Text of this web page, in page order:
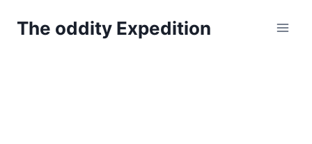
InhaltThe oddity Expedition